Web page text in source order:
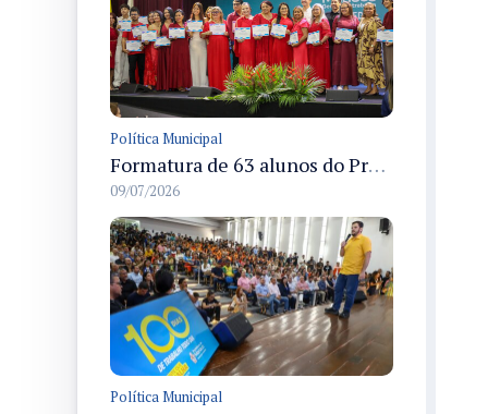
Política Municipal
Formatura de 63 alunos do Programa Ampliando Horizontes em Manaus celebra conclusão de cursos de idiomas
09/07/2026
Política Municipal